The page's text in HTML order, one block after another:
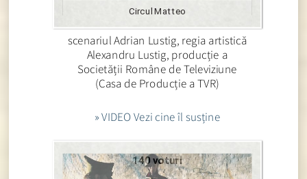
Circul Matteo
scenariul Adrian Lustig, regia artistică
Alexandru Lustig, producție a
Societății Române de Televiziune
(Casa de Producție a TVR)
» VIDEO Vezi cine îl susține
140 voturi